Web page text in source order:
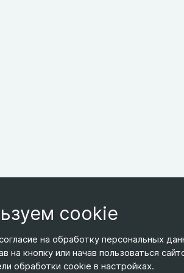
ТЕЛЕФОН
+7 495 266-65-67
ЭЛ. ПОЧТА
shop@relines.ru
АДРЕС
Москва,
cookie
на обработку персональных
на кнопку или начав пользоваться
обработки cookie в настройках.